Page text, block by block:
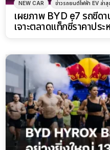
NEW CAR ข่าวรถยนต์ไฟฟ้า EV ล่าสุ
เผยภาพ BYD e7 รถซีด
เจาะตลาดแท็กซี่ราคาประ